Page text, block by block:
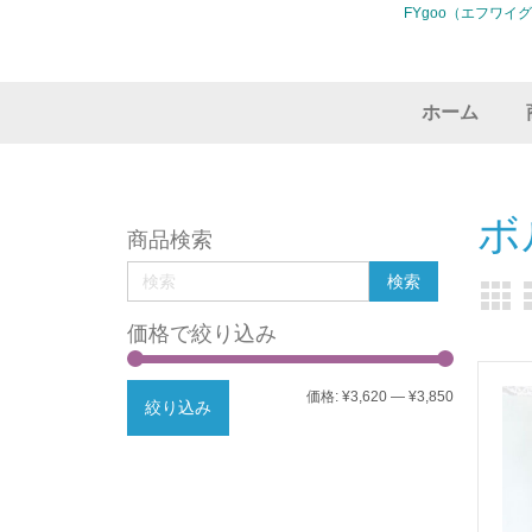
FYgoo（エフワイ
ホーム
商品検索
価格で絞り込み
最
最
絞り込み
価格: ¥3,620 — ¥3,850
ボ